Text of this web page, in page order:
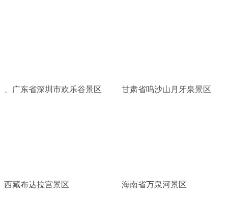
、广东省深圳市欢乐谷景区 甘肃省呜沙山月牙泉景区
西藏布达拉宫景区 海南省万泉河景区